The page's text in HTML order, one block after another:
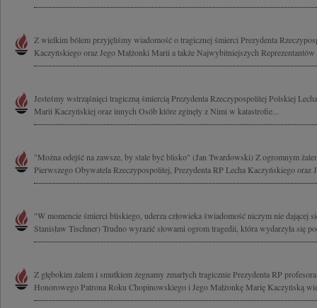
Z wielkim bólem przyjęliśmy wiadomość o tragicznej śmierci Prezydenta
Kaczyńskiego oraz Jego Małżonki Marii a także Najwybitniejszych
Jesteśmy wstrząśnięci tragiczną śmiercią Prezydenta Rzeczypospolitej Polskiej
Marii Kaczyńskiej oraz innych Osób które zginęły z Nimi w katastrofie...
"Można odejść na zawsze, by stale być blisko" (Jan Twardowski) Z ogromnym
Pierwszego Obywatela Rzeczypospolitej, Prezydenta RP Lecha Kaczyńskiego oraz
"W momencie śmierci bliskiego, uderza człowieka świadomość niczym nie dającej
Stanisław Tischner) Trudno wyrazić słowami ogrom tragedii, która wydarzyła się
Z głębokim żalem i smutkiem żegnamy zmarłych tragicznie Prezydenta RP
Honorowego Patrona Roku Chopinowskiego i Jego Małżonkę Marię Kaczyńską